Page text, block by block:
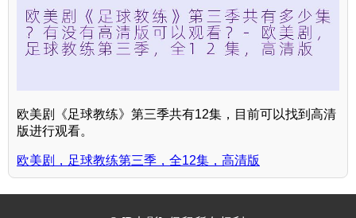
欧美剧《足球教练》第三季共有12集，目前可以找到高清
版进行观看。
欧美剧，足球教练第三季，全12集，高清版